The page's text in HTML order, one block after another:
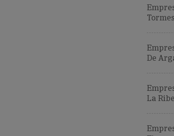
De
La